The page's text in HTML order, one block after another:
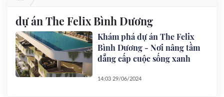
dự án The Felix Bình Dương
Khám phá dự án The Felix
Bình Dương - Nơi nâng tầm
đẳng cấp cuộc sống xanh
14:03 29/06/2024